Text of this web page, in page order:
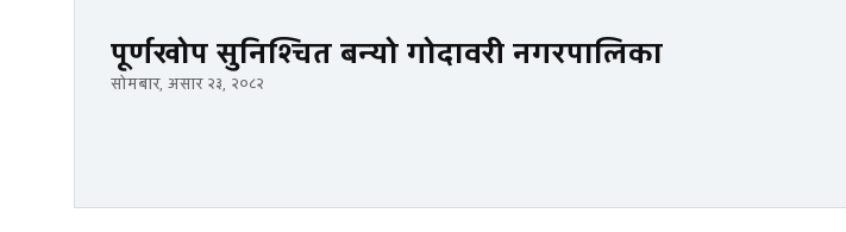
पूर्णखोप सुनिश्चित बन्यो गोदावरी नगरपालिका
सोमबार, असार २३, २०८२